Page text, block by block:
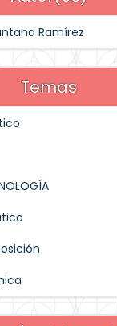
Ramírez
Temas